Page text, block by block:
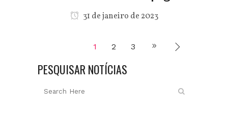
31 de janeiro de 2023
1 2 3
PESQUISAR NOTÍCIAS